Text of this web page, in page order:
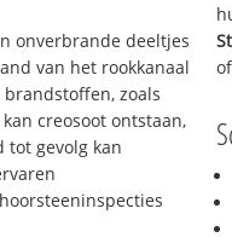
onverbrande deeltjes
van het rookkanaal
zoals
creosoot ontstaan,
tot gevolg kan